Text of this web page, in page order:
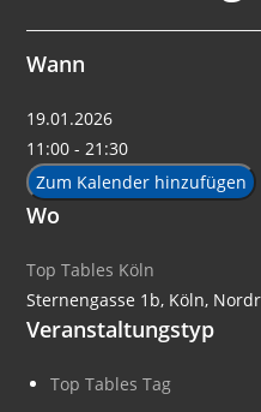
Wann
19.01.2026
11:00 - 21:30
Zum Kalender hinzufügen
Wo
Top Tables Köln
Sternengasse 1b, Köln,
Veranstaltungstyp
Top Tables Tag